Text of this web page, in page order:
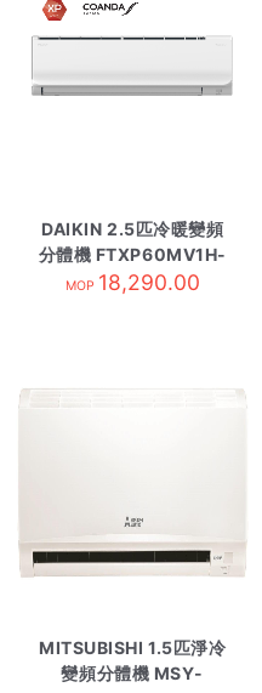
DAIKIN 2.5匹冷暖變頻
分體機 FTXP60MV1H-
內 R32
MOP 18,290.00
MITSUBISHI 1.5匹淨冷
變頻分體機 MSY-